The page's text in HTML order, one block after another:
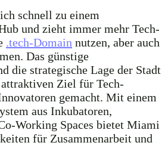
schnell zu einem
und zieht immer mehr Tech-
.tech-Domain nutzen, aber auch
Das günstige
die strategische Lage der Stadt
attraktiven Ziel für Tech-
gemacht. Mit einem
aus Inkubatoren,
Working Spaces bietet Miami
für Zusammenarbeit und